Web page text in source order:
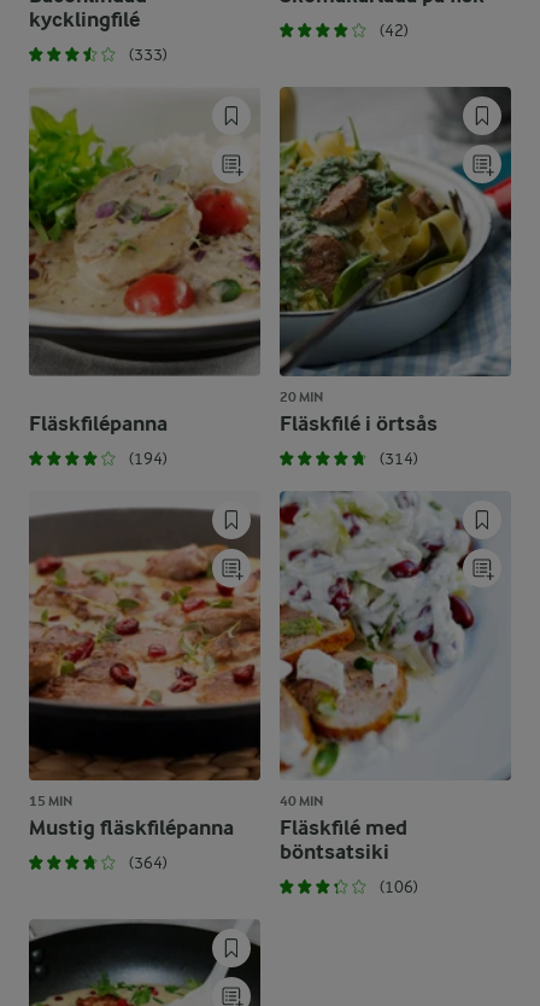
kycklingfilé
(333)
(42)
Fläskfilépanna
(194)
20 MIN
Fläskfilé i örtsås
(314)
15 MIN
Mustig fläskfilépanna
(364)
40 MIN
Fläskfilé med
böntsatsiki
(106)